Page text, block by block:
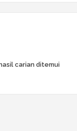
carian ditemui